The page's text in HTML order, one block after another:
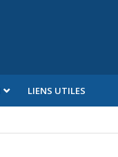
LIENS UTILES